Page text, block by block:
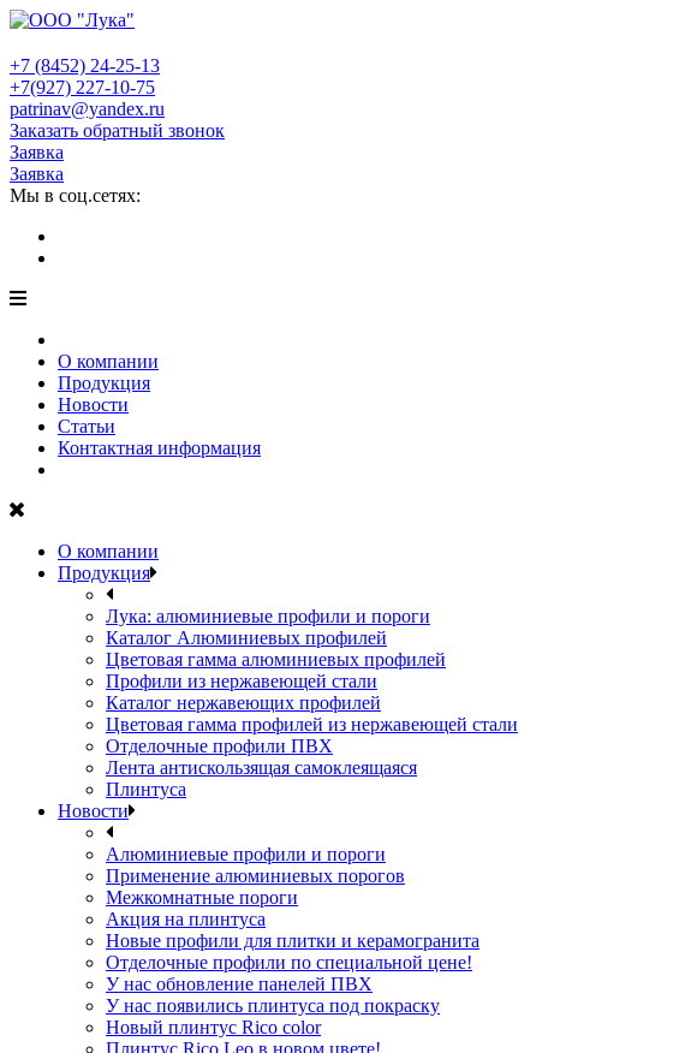
+7 (8452) 24-25-13
+7(927) 227-10-75
patrinav@yandex.ru
Заказать обратный звонок
Заявка
Заявка
Мы в соц.сетях:
О компании
Продукция
Новости
Статьи
Контактная информация
О компании
Продукция
Лука: алюминиевые профили и пороги
Каталог Алюминиевых профилей
Цветовая гамма алюминиевых профилей
Профили из нержавеющей стали
Каталог нержавеющих профилей
Цветовая гамма профилей из нержавеющей стали
Отделочные профили ПВХ
Лента антискользящая самоклеящаяся
Плинтуса
Новости
Алюминиевые профили и пороги
Применение алюминиевых порогов
Межкомнатные пороги
Акция на плинтуса
Новые профили для плитки и керамогранита
Отделочные профили по специальной цене!
У нас обновление панелей ПВХ
У нас появились плинтуса под покраску
Новый плинтус Rico color
Плинтус Rico Leo в новом цвете!